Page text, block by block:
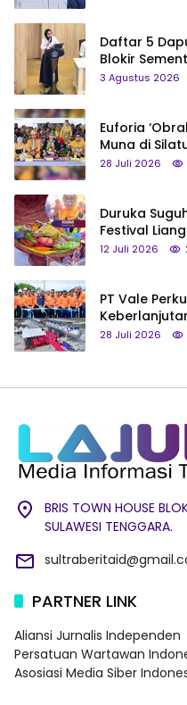
Daftar 5
Blokir
3 Agustus 2026
Euforia
Muna di
Saya Bukan
28 Juli 2026
Duruka
Festival
hingga
12 Juli 2026
PT Vale
28 Juli 2026
BRIS TOWN HOUSE
SULAWESI TENGGARA.
PARTNER LINK
Aliansi Jurnalis Independen
Persatuan Wartawan
Asosiasi Media Siber